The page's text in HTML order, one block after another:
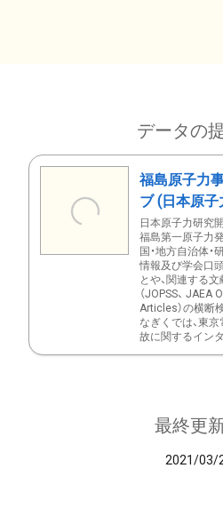
データの
福島原子力
ブ (日本原
日本原子力研究
福島第一原子力
国・地方自治体
情報及び学会口
とや、関連する
（JOPSS、 JAEA
Articles）の横断
なぎくでは、東
故に関するイン
最終更
2021/03/